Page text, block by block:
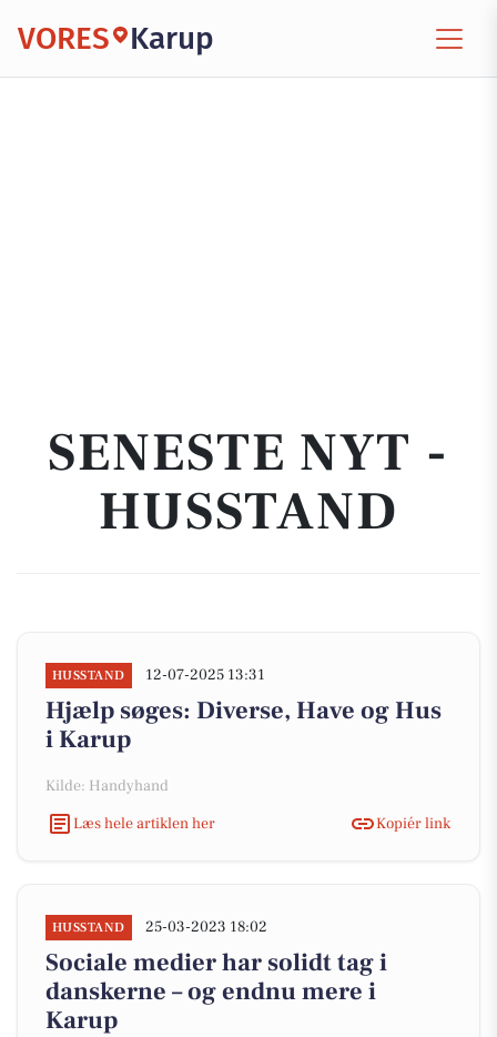
VORES Karup
SENESTE NYT -
HUSSTAND
HUSSTAND 12-07-2025 13:31
Hjælp søges: Diverse, Have og Hus
i Karup
Kilde: Handyhand
Læs hele artiklen her
Kopiér link
HUSSTAND 25-03-2023 18:02
Sociale medier har solidt tag i
danskerne – og endnu mere i
Karup